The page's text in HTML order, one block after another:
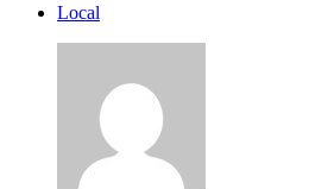
Local